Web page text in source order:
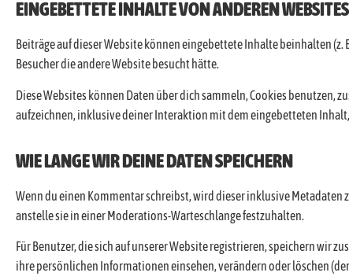
EINGEBETTETE INHALTE VON ANDEREN WEBSITES
Beiträge auf dieser Website können eingebettete Inhalte beinhalten (z.
Besucher die andere Website besucht hätte.
Diese Websites können Daten über dich sammeln, Cookies
aufzeichnen, inklusive deiner Interaktion mit dem eingebetteten
WIE LANGE WIR DEINE DATEN SPEICHERN
Wenn du einen Kommentar schreibst, wird dieser inklusive
anstelle sie in einer Moderations-Warteschlange festzuhalten.
Für Benutzer, die sich auf unserer Website registrieren, speichern wir
ihre persönlichen Informationen einsehen, verändern oder löschen